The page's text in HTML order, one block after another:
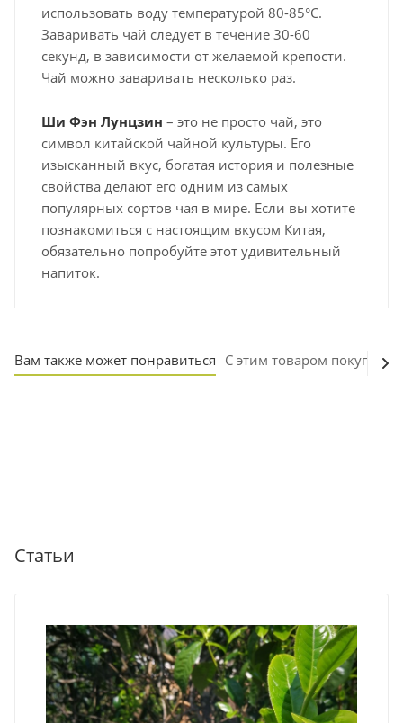
использовать воду температурой 80-85°C.
Заваривать чай следует в течение 30-60
секунд, в зависимости от желаемой крепости.
Чай можно заваривать несколько раз.
Ши Фэн Лунцзин – это не просто чай, это
символ китайской чайной культуры. Его
изысканный вкус, богатая история и полезные
свойства делают его одним из самых
популярных сортов чая в мире. Если вы хотите
познакомиться с настоящим вкусом Китая,
обязательно попробуйте этот удивительный
напиток.
Вам также может понравиться С этим товаром покупают
Статьи